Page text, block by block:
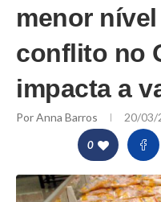
menor
conflito no
impacta a
PorAnna Barros 20/03/
0